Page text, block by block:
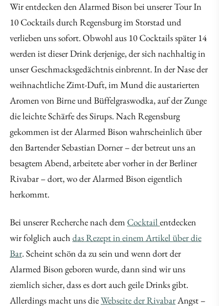
Wir entdecken den Alarmed Bison bei unserer Tour In
10 Cocktails durch Regensburg im Storstad und
verlieben uns sofort. Obwohl aus 10 Cocktails später 14
werden ist dieser Drink derjenige, der sich nachhaltig in
unser Geschmacksgedächtnis einbrennt. In der Nase der
weihnachtliche Zimt-Duft, im Mund die austarierten
Aromen von Birne und Büffelgraswodka, auf der Zunge
die leichte Schärfe des Sirups. Nach Regensburg
gekommen ist der Alarmed Bison wahrscheinlich über
den Bartender Sebastian Dorner – der betreut uns an
besagtem Abend, arbeitete aber vorher in der Berliner
Rivabar – dort, wo der Alarmed Bison eigentlich
herkommt.
Bei unserer Recherche nach dem Cocktail entdecken
wir folglich auchdas Rezept in einem Artikel über die
Bar. Scheint schön da zu sein und wenn dort der
Alarmed Bison geboren wurde, dann sind wir uns
ziemlich sicher, dass es dort auch geile Drinks gibt.
Allerdings macht uns dieWebseite der RivabarAngst –